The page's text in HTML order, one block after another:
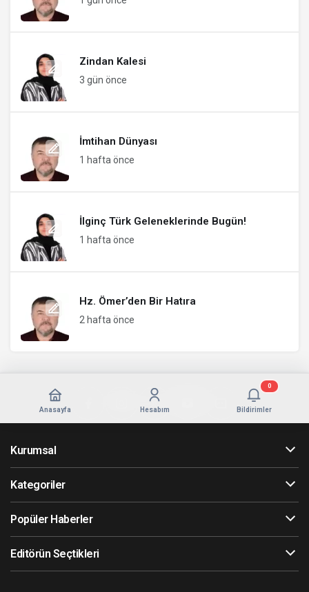
Zindan Kalesi
3 gün önce
İmtihan Dünyası
1 hafta önce
İlginç Türk Geleneklerinde Bugün!
1 hafta önce
Hz. Ömer’den Bir Hatıra
2 hafta önce
Anasayfa Hesabım Bildirimler
0
Kurumsal
Kategoriler
Popüler Haberler
Editörün Seçtikleri